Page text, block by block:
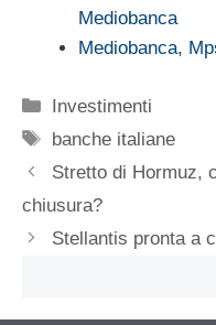
Mediobanca
Mediobanca,
Categorie
Investimenti
Tag
banche italiane
Stretto di Hormuz,
chiusura?
Stellantis pronta a